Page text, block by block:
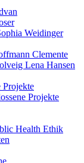
Weidinger
Clemente
Lena Hansen
Projekte
Projekte
Health Ethik